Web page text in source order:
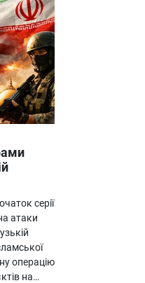
серії
атаки
операцію
на…